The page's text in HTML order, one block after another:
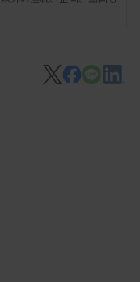
えを示した。ま